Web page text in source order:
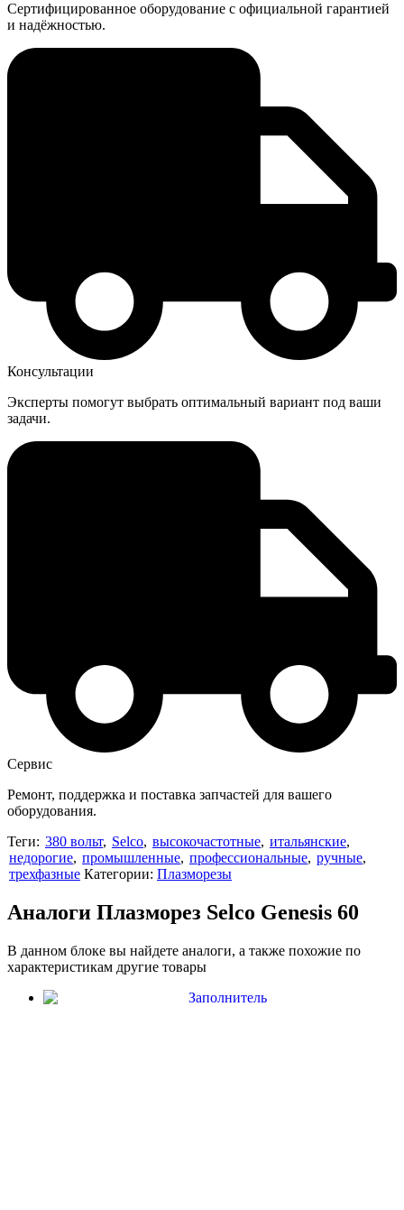
Сертифицированное оборудование с официальной гарантией
и надёжностью.
Консультации
Эксперты помогут выбрать оптимальный вариант под ваши
задачи.
Сервис
Ремонт, поддержка и поставка запчастей для вашего
оборудования.
Теги: 380 вольт, Selco, высокочастотные, итальянские,
недорогие, промышленные, профессиональные, ручные,
трехфазные Категории: Плазморезы
Аналоги Плазморез Selco Genesis 60
В данном блоке вы найдете аналоги, а также похожие по
характеристикам другие товары